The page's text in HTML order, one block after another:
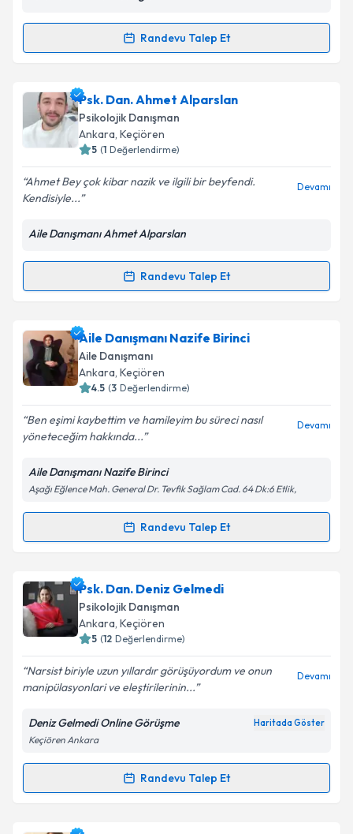
kapsamda işlenmesini kabul ediyorum.
Takvim Talebini Gönder
Randevu Talep Et
Randevu Takvimi Talebi
Psk. Batuhan Kahvecioğluiçin randevu takvimi
talebi oluşturun. Size bu uzmandan randevu almanız
için bir takvim hazırlandığında e-posta ile
bilgilendireceğiz.
E-posta Adresiniz
'ni okudum ve kişisel verilerimin belirtilen
kapsamda işlenmesini kabul ediyorum.
Takvim Talebini Gönder
Psk. Dan. Ahmet Alparslan
Psikolojik Danışman
Ankara, Keçiören
5 (1 Değerlendirme)
Ahmet Bey çok kibar nazik ve ilgili bir beyfendi.
Kendisiyle...
Devamı
Aile Danışmanı Ahmet Alparslan
Randevu Talep Et
Randevu Takvimi Talebi
Psk. Dan. Ahmet Alparslaniçin randevu takvimi
talebi oluşturun. Size bu uzmandan randevu almanız
için bir takvim hazırlandığında e-posta ile
bilgilendireceğiz.
E-posta Adresiniz
Kişisel verilerimin işlenmesine ilişkinAydınlatma
Metni'ni okudum ve kişisel verilerimin belirtilen
kapsamda işlenmesini kabul ediyorum.
Aile Danışmanı Nazife Birinci
Aile Danışmanı
Ankara, Keçiören
4.5 (3 Değerlendirme)
Ben eşimi kaybettim ve hamileyim bu süreci nasıl
yöneteceğim hakkında...
Devamı
Aile Danışmanı Nazife Birinci
Aşağı Eğlence Mah. General Dr. Tevfik Sağlam Cad. 64 Dk:6 Etlik,
Randevu Talep Et
Randevu Takvimi Talebi
Aile Danışmanı Nazife Birinciiçin randevu takvimi
talebi oluşturun. Size bu uzmandan randevu almanız
için bir takvim hazırlandığında e-posta ile
bilgilendireceğiz.
E-posta Adresiniz
Kişisel verilerimin işlenmesine ilişkin
Metni'ni okudum ve kişisel verilerimin belirtilen
kapsamda işlenmesini kabul ediyorum.
Psk. Dan. Deniz Gelmedi
Psikolojik Danışman
Ankara, Keçiören
5 (12 Değerlendirme)
Narsist biriyle uzun yıllardır görüşüyordum ve onun
manipülasyonlari ve eleştirilerinin...
Devamı
Deniz Gelmedi Online Görüşme Haritada Göster
Keçiören Ankara
Randevu Talep Et
Randevu Takvimi Talebi